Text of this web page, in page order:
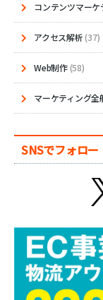
コンテンツマー
アクセス解析(37)
Web制作(58)
マーケティング全
SNSでフォロー